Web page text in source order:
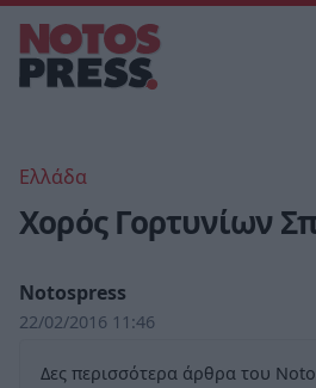
Ελλάδα
Χορός Γορτυνίων
Notospress
22/02/2016 11:46
Δες περισσότερα άρθρα του